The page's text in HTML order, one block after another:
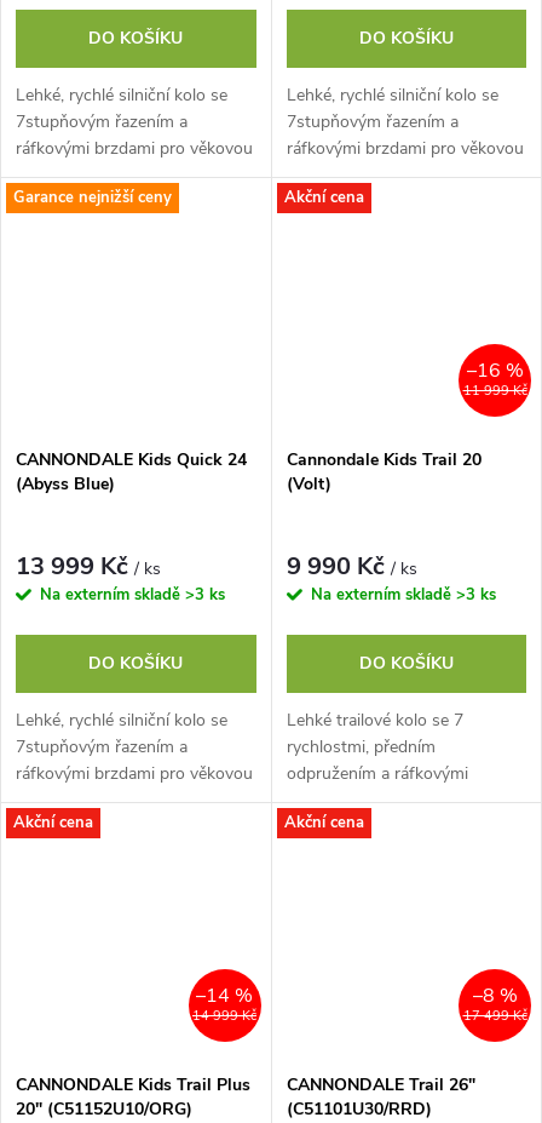
DO KOŠÍKU
Lehké, rychlé silniční kolo se
7stupňovým řazením a
ráfkovými brzdami pro věkovou
kategorii 5-8 let.
DO KOŠÍKU
Lehké, rychlé silniční kolo se
7stupňovým řazením a
ráfkovými brzdami pro věkovou
kategorii 7-12 let.
Garance nejnižší ceny
CANNONDALE Kids Quick 24
(Abyss Blue)
13 999 Kč/ ks
Na externím skladě >3 ks
DO KOŠÍKU
Lehké, rychlé silniční kolo se
7stupňovým řazením a
ráfkovými brzdami pro věkovou
kategorii 7-12 let.
Akční cena
11 999 Kč
–16 %
Cannondale Kids Trail 20
(Volt)
9 990 Kč/ ks
Na externím skladě >3 ks
DO KOŠÍKU
Lehké trailové kolo se 7
rychlostmi, předním
odpružením a ráfkovými
brzdami pro věkovou kategorii
5-8 let.
Akční cena
14 999 Kč
–14 %
CANNONDALE Kids Trail Plus
20" (C51152U10/ORG)
Akční cena
17 499 Kč
–8 %
CANNONDALE Trail 26"
(C51101U30/RRD)